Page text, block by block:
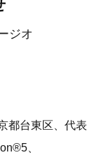
ジオ
都台東区、代表
、